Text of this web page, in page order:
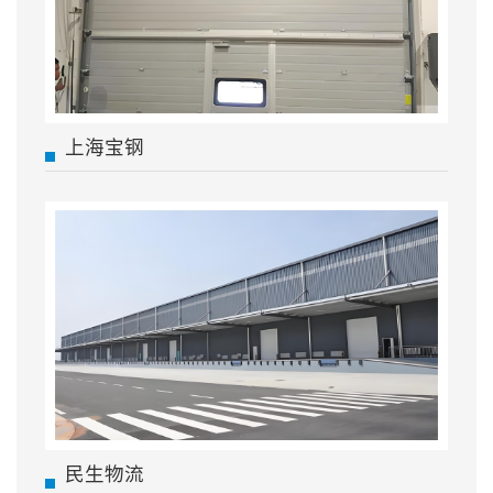
上海宝钢
民生物流